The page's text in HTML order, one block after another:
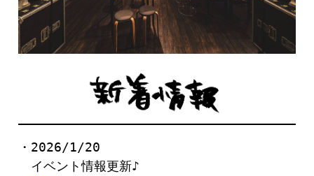
・2026/1/20
イベント情報更新♪